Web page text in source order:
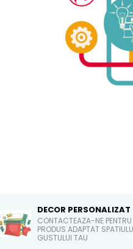
Pentru Camera
DECOR PERSONALIZAT
CONTACTEAZA-NE PENTRU
PRODUS ADAPTAT
GUSTULUI TAU